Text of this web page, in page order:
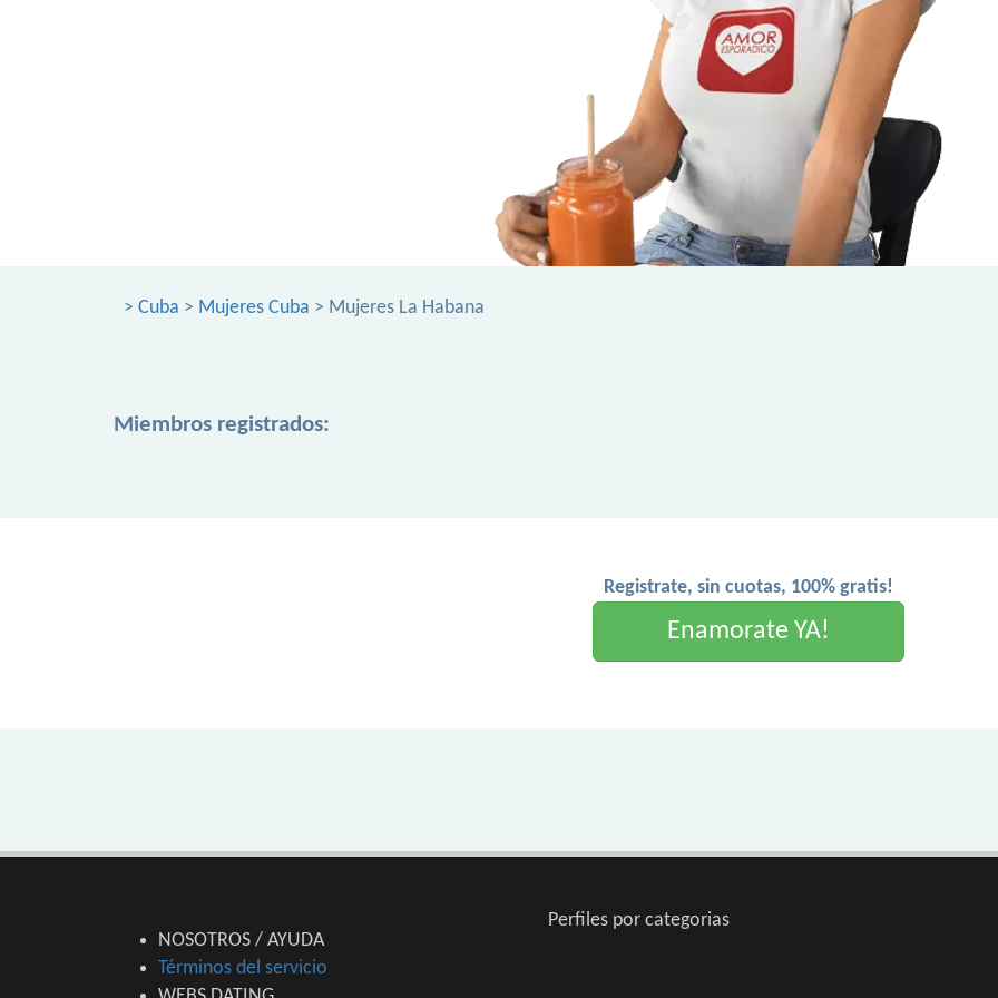
> Cuba > Mujeres Cuba > Mujeres La Habana
Miembros registrados:
Registrate, sin cuotas, 100% gratis!
Enamorate YA!
NOSOTROS / AYUDA
Términos del servicio
Perfiles por categorias